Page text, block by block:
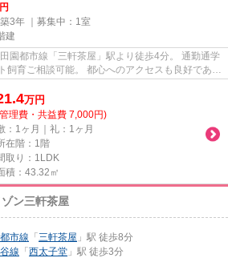
3年 ｜募集中： 1室
建
市線「三軒茶屋」駅より徒歩4分。 通勤通学
飼育ご相談可能。 都心へのアクセスも良好であり
や...
万円
理費・共益費 7,000円)
：1ヶ月｜礼：1ヶ月
在階：1階
取り：1LDK
積：43.32㎡
ン三軒茶屋
市線 「 三軒茶屋 」駅 徒歩8分
線 「 西太子堂 」駅 徒歩3分